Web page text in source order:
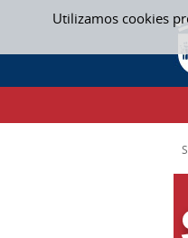
Utilizamos cookies
Saltar al contenido